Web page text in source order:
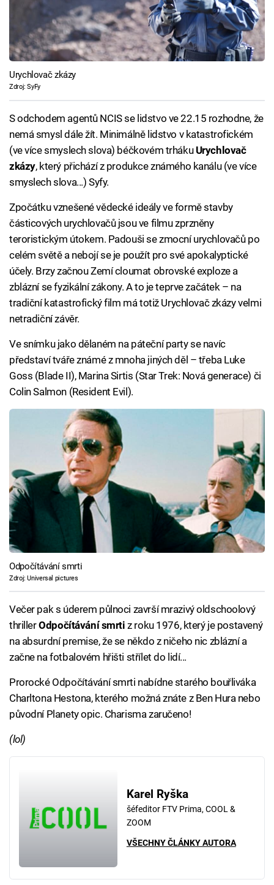
Urychlovač zkázy
Zdroj: SyFy
S odchodem agentů NCIS se lidstvo ve 22.15 rozhodne, že
nemá smysl dále žít. Minimálně lidstvo v katastrofickém
(ve více smyslech slova) béčkovém trháku Urychlovač
zkázy, který přichází z produkce známého kanálu (ve více
smyslech slova...) Syfy.
Zpočátku vznešené vědecké ideály ve formě stavby
částicových urychlovačů jsou ve filmu zprzněny
teroristickým útokem. Padouši se zmocní urychlovačů po
celém světě a nebojí se je použít pro své apokalyptické
účely. Brzy začnou Zemí cloumat obrovské exploze a
zblázní se fyzikální zákony. A to je teprve začátek – na
tradiční katastrofický film má totiž Urychlovač zkázy velmi
netradiční závěr.
Ve snímku jako dělaném na páteční party se navíc
představí tváře známé z mnoha jiných děl – třeba Luke
Goss (Blade II), Marina Sirtis (Star Trek: Nová generace) či
Colin Salmon (Resident Evil).
Odpočítávání smrti
Zdroj: Universal pictures
Večer pak s úderem půlnoci završí mrazivý oldschoolový
thrillerOdpočítávání smrti z roku 1976, který je postavený
na absurdní premise, že se někdo z ničeho nic zblázní a
začne na fotbalovém hřišti střílet do lidí...
Prorocké Odpočítávání smrti nabídne starého bouřliváka
Charltona Hestona, kterého možná znáte z Ben Hura nebo
původní Planety opic. Charisma zaručeno!
(lol)
Karel Ryška
šéfeditor FTV Prima, COOL &
ZOOM
VŠECHNY ČLÁNKY AUTORA